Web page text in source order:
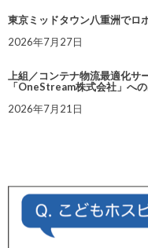
東京ミッドタウン八重洲でロ
2026年7月27日
上組／コンテナ物流最適化サ
「OneStream株式会社」へ
2026年7月21日